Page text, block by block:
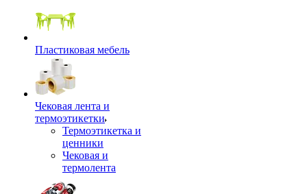
Пластиковая мебель
Чековая лента и
термоэтикетки
Термоэтикетка и
ценники
Чековая и
термолента